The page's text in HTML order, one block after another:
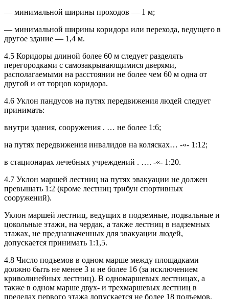
— минимальной ширины проходов — 1 м;
— минимальной ширины коридора или перехода, ведущего в
другое здание — 1,4 м.
4.5 Коридоры длиной более 60 м следует разделять
перегородками с самозакрывающимися дверями,
располагаемыми на расстоянии не более чем 60 м одна от
другой и от торцов коридора.
4.6 Уклон пандусов на путях передвижения людей следует
принимать:
внутри здания, сооружения . … не более 1:6;
на путях передвижения инвалидов на колясках… -«- 1:12;
в стационарах лечебных учреждений . …. -«- 1:20.
4.7 Уклон маршей лестниц на путях эвакуации не должен
превышать 1:2 (кроме лестниц трибун спортивных
сооружений).
Уклон маршей лестниц, ведущих в подземные, подвальные и
цокольные этажи, на чердак, а также лестниц в надземных
этажах, не предназначенных для эвакуации людей,
допускается при­нимать 1:1,5.
4.8 Число подъемов в одном марше между площадками
должно быть не менее 3 и не более 16 (за исключением
криволинейных лестниц). В одномаршевых лестницах, а
также в одном марше двух- и трехмаршевых лестниц в
пределах первого этажа допускается не более 18 подъемов.